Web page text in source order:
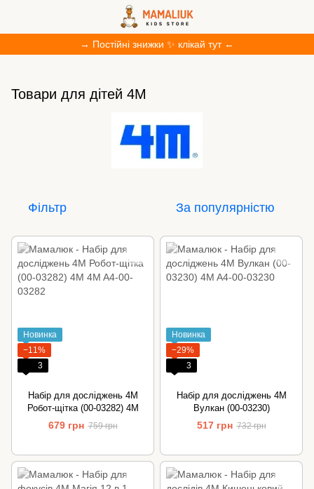
→ Постійні знижки ✨ клікай тут ←
Товари для дітей 4M
Фільтр За популярністю
Новинка
−11%
3
Набір для досліджень 4М
Робот-щітка (00-03282) 4M
679 грн 759 грн
Новинка
−29%
3
Набір для досліджень 4M
Вулкан (00-03230)
517 грн 732 грн